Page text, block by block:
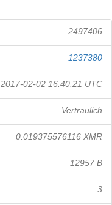
2497406
1237380
2017-02-02 16:40:21 UTC
Vertraulich
0.019375576116 XMR
12957 B
3